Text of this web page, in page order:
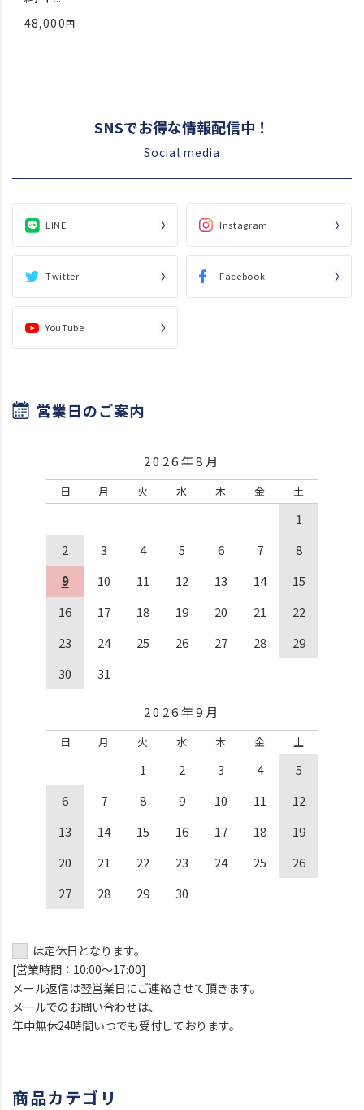
48,000
SNSでお得な情報配信中！
Social media
LINE Instagram
Twitter Facebook
YouTube
営業日のご案内
2026年8月
日 月 火 水 木 金 土
1
2
3 4 5 6 7
8
9
10 11 12 13 14
15
16
17 18 19 20 21
22
23
24 25 26 27 28
29
30
31
2026年9月
日 月 火 水 木 金 土
1 2 3 4
5
6
7 8 9 10 11
12
13
14 15 16 17 18
19
20
21 22 23 24 25
26
27
28 29 30
は定休日となります。
[営業時間：10:00～17:00]
メール返信は翌営業日にご連絡させて頂きます。
メールでのお問い合わせは、
年中無休24時間いつでも受付しております。
商品カテゴリ